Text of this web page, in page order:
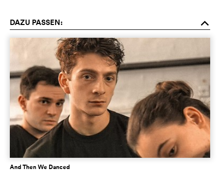
DAZU PASSEN: o
And Then We Danced